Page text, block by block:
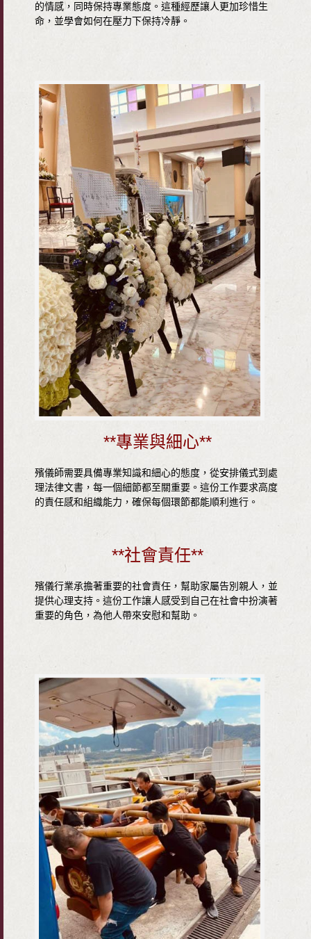
的情感，同時保持專業態度。這種經歷讓人更加珍惜生
命，並學會如何在壓力下保持冷靜。
**專業與細心**
殯儀師需要具備專業知識和細心的態度，從安排儀式到處
理法律文書，每一個細節都至關重要。這份工作要求高度
的責任感和組織能力，確保每個環節都能順利進行。
**社會責任**
殯儀行業承擔著重要的社會責任，幫助家屬告別親人，並
提供心理支持。這份工作讓人感受到自己在社會中扮演著
重要的角色，為他人帶來安慰和幫助。